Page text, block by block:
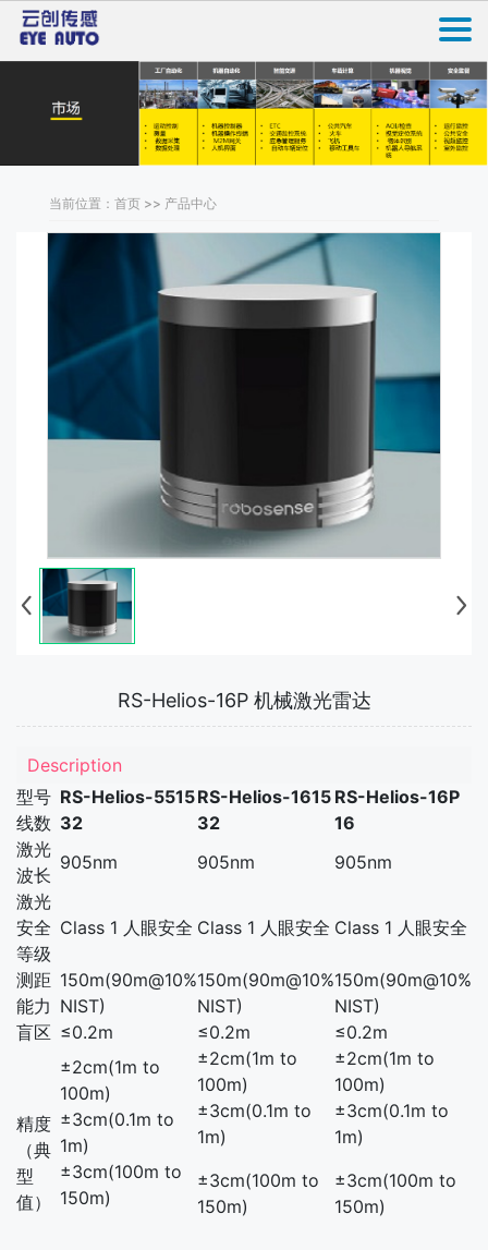
当前位置：首页 >> 产品中心
RS-Helios-16P 机械激光雷达
Description
型号 RS-Helios-5515RS-Helios-1615 RS-Helios-16P
线数 32 32
16
激光
波长
905nm 905nm
905nm
激光
安全
等级
Class 1 人眼安全 Class 1 人眼安全 Class 1 人眼安全
测距
能力
150m(90m@10%
NIST)
150m(90m@10%
NIST)
150m(90m@10%
NIST)
盲区 ≤0.2m ≤0.2m ≤0.2m
精度
（典
型
值）
±2cm(1m to
100m)
±3cm(0.1m to
1m)
±3cm(100m to
150m)
±2cm(1m to
100m)
±3cm(0.1m to
1m)
±3cm(100m to
150m)
±2cm(1m to
100m)
±3cm(0.1m to
1m)
±3cm(100m to
150m)